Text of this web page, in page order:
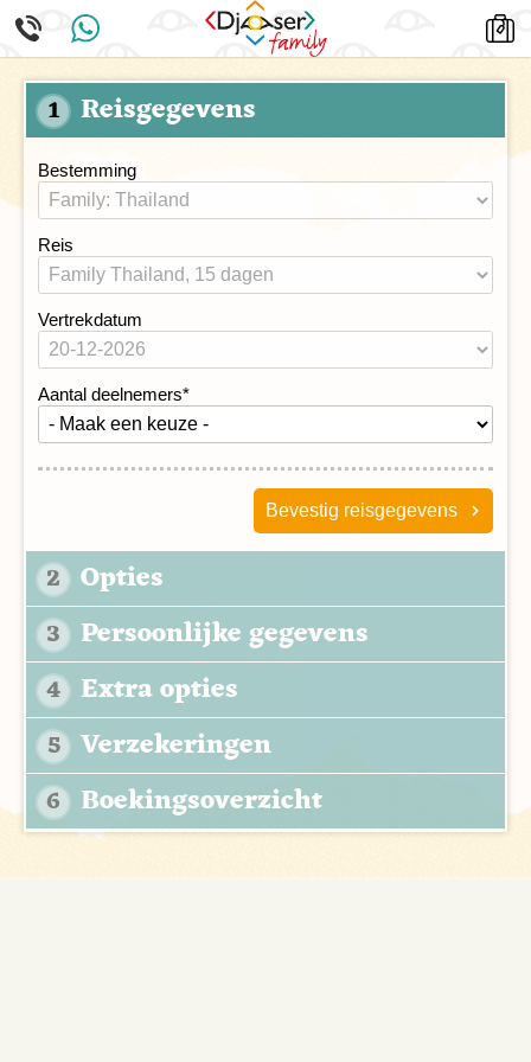
1 Reisgegevens
Bestemming
Reis
Vertrekdatum
Aantal deelnemers*
Bevestig reisgegevens
2 Opties
3 Persoonlijke gegevens
4 Extra opties
5 Verzekeringen
6 Boekingsoverzicht